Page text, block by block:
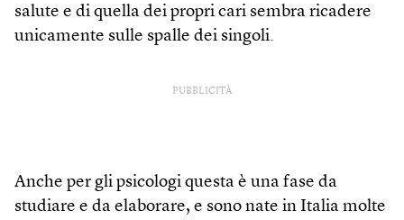
salute e di quella dei propri cari sembra ricadere
unicamente sulle spalle dei singoli.
PUBBLICITÀ
Anche per gli psicologi questa è una fase da
studiare e da elaborare, e sono nate in Italia molte